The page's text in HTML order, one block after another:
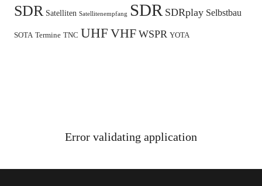
SDR Satelliten Satellitenempfang SDR SDRplay Selbstbau
SOTA Termine TNC UHF VHF WSPR YOTA
Error validating application